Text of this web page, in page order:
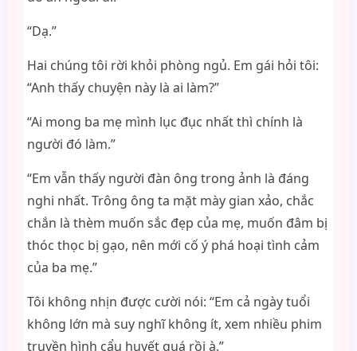
“Dạ.”
Hai chúng tôi rời khỏi phòng ngủ. Em gái hỏi tôi:
“Anh thấy chuyện này là ai làm?”
“Ai mong ba mẹ mình lục đục nhất thì chính là
người đó làm.”
“Em vẫn thấy người đàn ông trong ảnh là đáng
nghi nhất. Trông ông ta mặt mày gian xảo, chắc
chắn là thèm muốn sắc đẹp của mẹ, muốn đâm bị
thóc thọc bị gạo, nên mới cố ý phá hoại tình cảm
của ba mẹ.”
Tôi không nhịn được cười nói: “Em cả ngày tuổi
không lớn mà suy nghĩ không ít, xem nhiều phim
truyền hình cẩu huyết quá rồi à.”